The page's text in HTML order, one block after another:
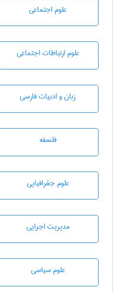
علوم اجتماعی
علوم ارتباطات اجتماعی
زبان و ادبيات فارسی
فلسفه
علوم جغرافيايی
مديريت اجرايی
علوم سياسی